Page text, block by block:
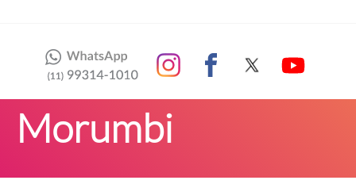
Morumbi